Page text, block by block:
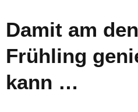
Damit am den
Frühling
kann …